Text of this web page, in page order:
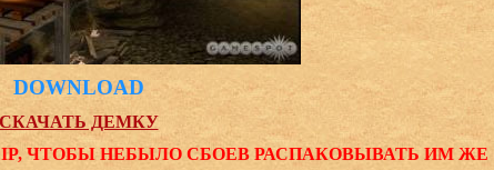
DOWNLOAD
СКАЧАТЬ ДЕМКУ
ЧТОБЫ НЕБЫЛО СБОЕВ РАСПАКОВЫВАТЬ ИМ ЖЕ